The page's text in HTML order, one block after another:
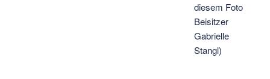
diesem Foto
Beisitzer
Gabrielle
Stangl)